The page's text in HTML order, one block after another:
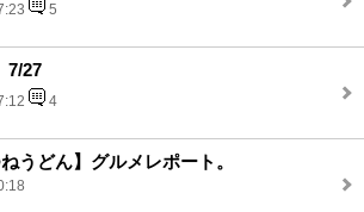
5
27
4
うどん】グルメレポート。